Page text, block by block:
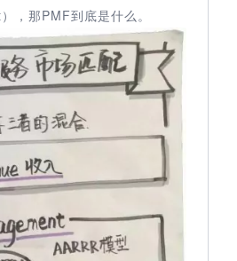
那PMF到底是什么。